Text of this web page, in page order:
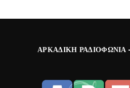
ΑΡΚΑΔΙΚΉ ΡΑΔΙΟΦΩΝΊΑ